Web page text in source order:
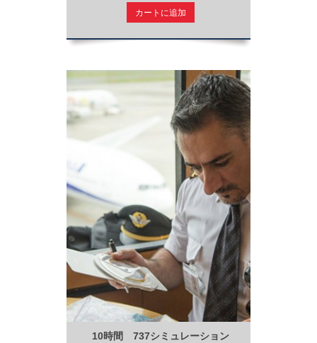
カートに追加
10時間 737シミュレーション